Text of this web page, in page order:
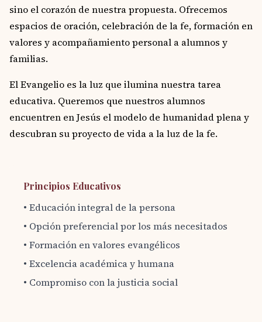
sino el corazón de nuestra propuesta. Ofrecemos
espacios de oración, celebración de la fe, formación en
valores y acompañamiento personal a alumnos y
familias.
El Evangelio es la luz que ilumina nuestra tarea
educativa. Queremos que nuestros alumnos
encuentren en Jesús el modelo de humanidad plena y
descubran su proyecto de vida a la luz de la fe.
Principios Educativos
• Educación integral de la persona
• Opción preferencial por los más necesitados
• Formación en valores evangélicos
• Excelencia académica y humana
• Compromiso con la justicia social